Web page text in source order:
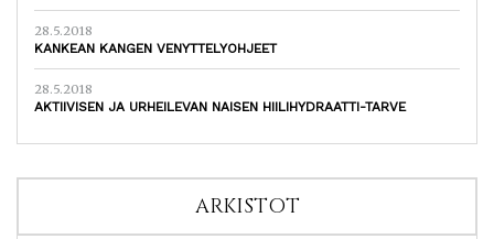
28.5.2018
KANKEAN KANGEN VENYTTELYOHJEET
28.5.2018
AKTIIVISEN JA URHEILEVAN NAISEN HIILIHYDRAATTI-TARVE
ARKISTOT